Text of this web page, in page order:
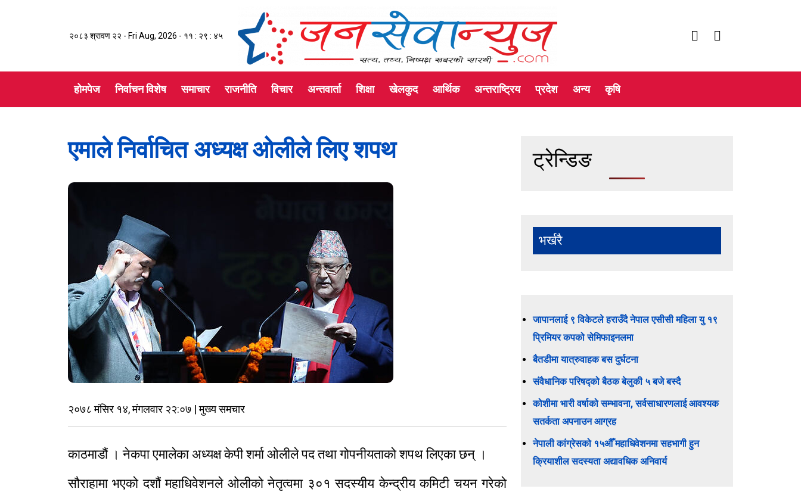
२०८३ श्रावण २२ - Fri Aug, 2026 - ११ : २९ : ४५
होमपेज निर्वाचन विशेष समाचार राजनीति विचार अन्तवार्ता शिक्षा खेलकुद आर्थिक अन्तराष्ट्रिय प्रदेश अन्य कृषि
एमाले निर्वाचित अध्यक्ष ओलीले लिए शपथ
२०७८ मंसिर १४, मंगलवार २२:०७ | मुख्य समचार
काठमाडौं । नेकपा एमालेका अध्यक्ष केपी शर्मा ओलीले पद तथा गोपनीयताको शपथ लिएका छन् ।
सौराहामा भएको दशौं महाधिवेशनले ओलीको नेतृत्वमा ३०१ सदस्यीय केन्द्रीय कमिटी चयन गरेको
ट्रेन्डिङ
भर्खरै
जापानलाई ९ विकेटले हराउँदै नेपाल एसीसी महिला यु १९
प्रिमियर कपको सेमिफाइनलमा
बैतडीमा यात्रुवाहक बस दुर्घटना
संवैधानिक परिषद्को बैठक बेलुकी ५ बजे बस्दै
कोशीमा भारी वर्षाको सम्भावना, सर्वसाधारणलाई आवश्यक
सतर्कता अपनाउन आग्रह
नेपाली कांग्रेसको १५औँ महाधिवेशनमा सहभागी हुन
क्रियाशील सदस्यता अद्यावधिक अनिवार्य